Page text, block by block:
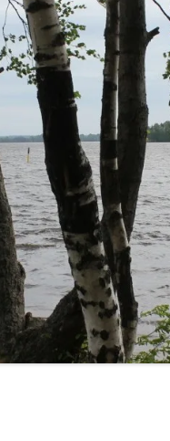
MAASEUTUOHJELMA 2014-2017
SASTAMALA-RETKET 2014
PEEJIIN KOTISEUTURETKET 2015
”KYLÄT TUTUIKSI 2013”
NUORET JA
LINKIT